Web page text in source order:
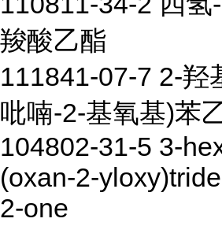
羧酸乙酯
111841-07-7 2-羟
吡喃-2-基氧基)苯
104802-31-5 3-
(oxan-2-
2-one